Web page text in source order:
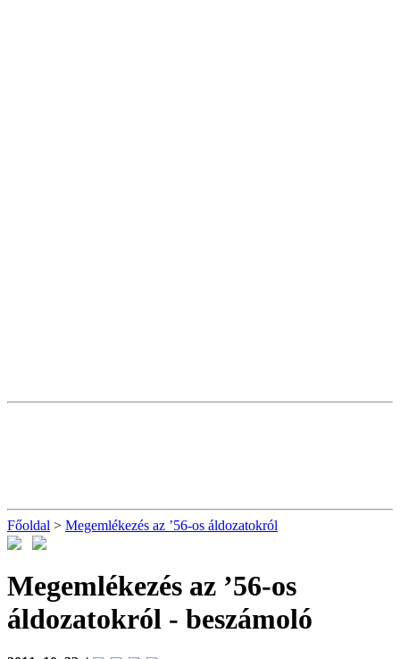
Főoldal > Megemlékezés az ’56-os áldozatokról
Megemlékezés az ’56-os
áldozatokról - beszámoló